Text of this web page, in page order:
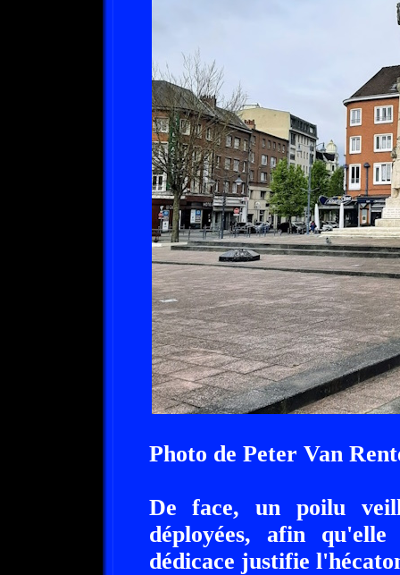
Photo de Peter Van
De face, un poilu
déployées, afin
dédicace justifie